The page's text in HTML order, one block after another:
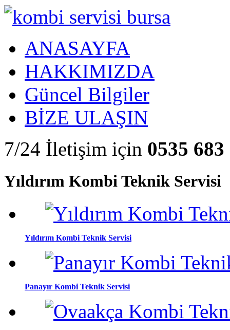
ANASAYFA
HAKKIMIZDA
Güncel Bilgiler
BİZE ULAŞIN
7/24 İletişim için 0535 683
Yıldırım Kombi Teknik Servisi
Yıldırım Kombi Teknik Servisi
Panayır Kombi Teknik Servisi